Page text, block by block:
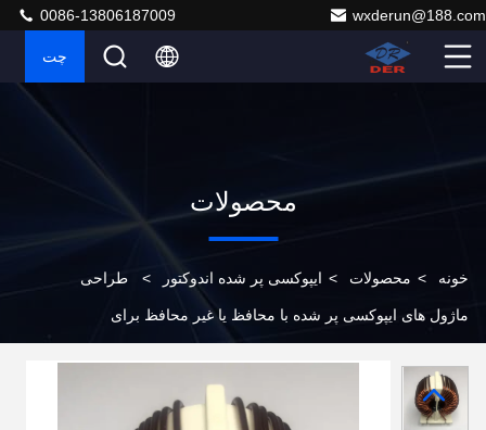
wxderun@188.com
0086-13806187009
چت
محصولات
خونه > محصولات > ایپوکسی پر شده اندوکتور > طراحی
ماژول های ایپوکسی پر شده با محافظ یا غیر محافظ برای